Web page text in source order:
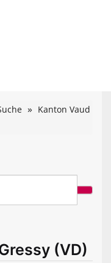
Kanton Vaud
(VD)